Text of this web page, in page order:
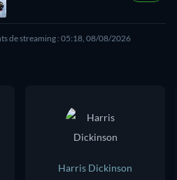
de streaming : 05:18, 08/08/2026
Harris Dickinson